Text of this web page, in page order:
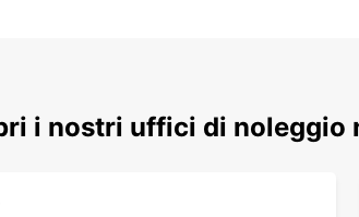
i nostri uffici di noleggio